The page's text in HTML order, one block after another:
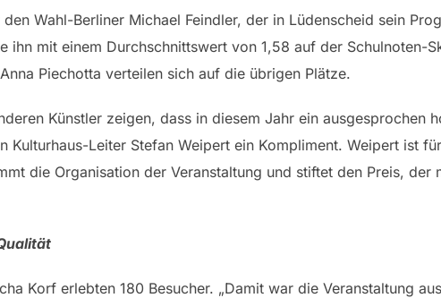
Wahl-Berliner Michael Feindler, der in Lüdenscheid sein
ihn mit einem Durchschnittswert von 1,58 auf der Schulnoten-
Piechotta verteilen sich auf die übrigen Plätze.
Künstler zeigen, dass in diesem Jahr ein ausgesprochen
Kulturhaus-Leiter Stefan Weipert ein Kompliment. Weipert ist
die Organisation der Veranstaltung und stiftet den Preis, der
Korf erlebten 180 Besucher. „Damit war die Veranstaltung